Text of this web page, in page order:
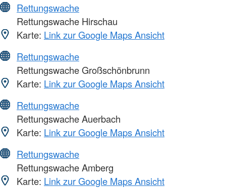
Rettungswache
Rettungswache Hirschau
Karte: Link zur Google Maps Ansicht
Rettungswache
Rettungswache Großschönbrunn
Karte: Link zur Google Maps Ansicht
Rettungswache
Rettungswache Auerbach
Karte: Link zur Google Maps Ansicht
Rettungswache
Rettungswache Amberg
Karte: Link zur Google Maps Ansicht